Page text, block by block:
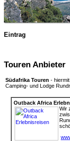
Eintrag
Touren Anbieter
Südafrika Touren -
Camping- und Lodge
Outback Africa
Wir